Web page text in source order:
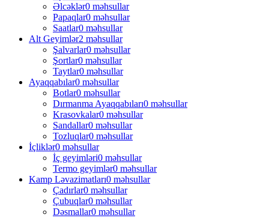
Əlcəklər0 məhsullar
Papaqlar0 məhsullar
Saatlar0 məhsullar
Alt Geyimlər2 məhsullar
Şalvarlar0 məhsullar
Şortlar0 məhsullar
Taytlar0 məhsullar
Ayaqqabılar0 məhsullar
Botlar0 məhsullar
Dırmanma Ayaqqabıları0 məhsullar
Krasovkalar0 məhsullar
Sandallar0 məhsullar
Tozluqlar0 məhsullar
İçliklər0 məhsullar
İç geyimləri0 məhsullar
Termo geyimlər0 məhsullar
Kamp Ləvazimatları0 məhsullar
Çadırlar0 məhsullar
Çubuqlar0 məhsullar
Dəsmallar0 məhsullar